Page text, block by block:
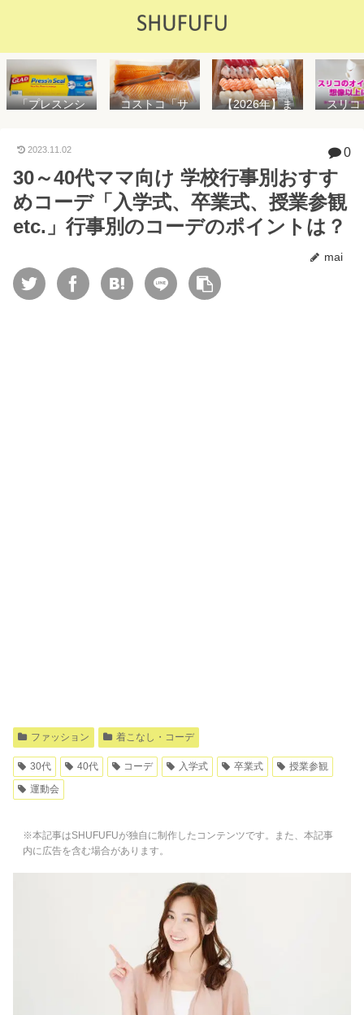
「プレスンシ
説！コストコ
る店はどこ？
粘着面に危険
性はない？
コストコ「サ
や冷凍保存方
法を紹介
【2026年】ま
が高いけど購
入するべき？
スリコ
思え
め！霧
イル差
WAY
便利
2023.11.02 0
30～40代ママ向け 学校行事別おすす
めコーデ「入学式、卒業式、授業参観
etc.」行事別のコーデのポイントは？
mai
ファッション 着こなし・コーデ
30代 40代 コーデ 入学式 卒業式
授業参観
運動会
※本記事はSHUFUFUが独自に制作したコンテンツです。また、本記事
内に広告を含む場合があります。